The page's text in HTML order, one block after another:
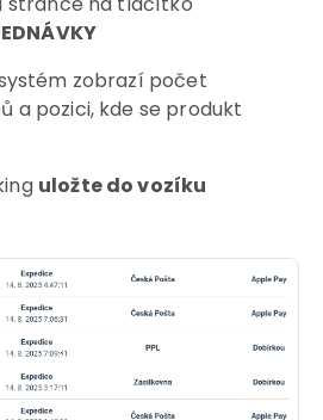
zobrazí počet
a pozici, kde se produkt
uložte do vozíku